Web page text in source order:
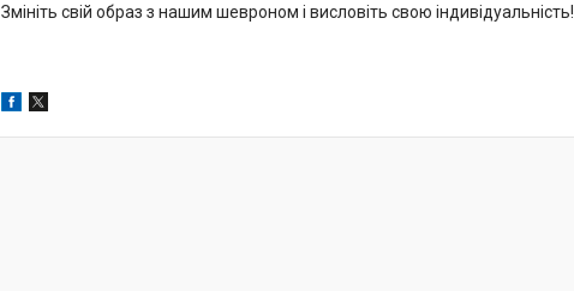
Змініть свій образ з нашим шевроном і висловіть свою індивідуальність!